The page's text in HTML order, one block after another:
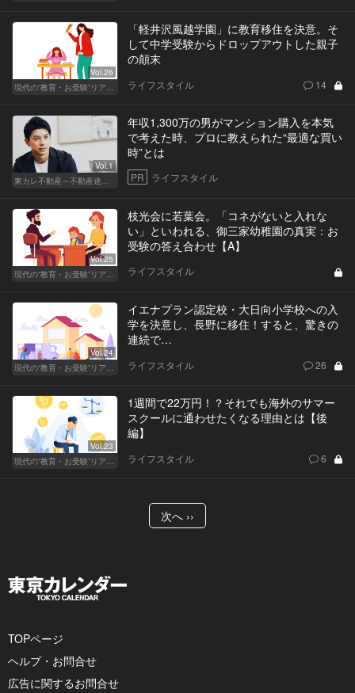
Vol.26
現代の“教育・お受験”リアルドキュメント
「軽井沢風越学園」に教育移住を決意。そ
して中学受験からドロップアウトした親子
の顛末
ライフスタイル 14
Vol.1
東カレ不動産～不動産迷子な貴方の悩みを解決します～
年収1,300万の男がマンション購入を本気
で考えた時、プロに教えられた“最適な買い
時”とは
PR ライフスタイル
Vol.25
現代の“教育・お受験”リアルドキュメント
枝光会に若葉会。「コネがないと入れな
い」といわれる、御三家幼稚園の真実：お
受験の答え合わせ【A】
ライフスタイル
Vol.24
現代の“教育・お受験”リアルドキュメント
イエナプラン認定校・大日向小学校への入
学を決意し、長野に移住！すると、驚きの
連続で…
ライフスタイル 26
Vol.23
現代の“教育・お受験”リアルドキュメント
1週間で22万円！？それでも海外のサマー
スクールに通わせたくなる理由とは【後
編】
ライフスタイル 6
次へ ››
TOPページ
ヘルプ・お問合せ
広告に関するお問合せ